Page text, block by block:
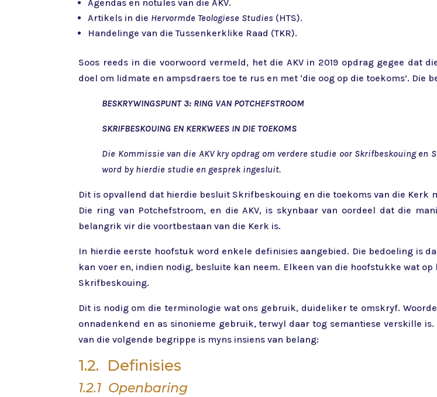
Agendas en notules van die AKV.
Artikels in die Hervormde Teologiese Studies (HTS).
Handelinge van die Tussenkerklike Raad (TKR).
Soos reeds in die voorwoord vermeld, het die AKV in 2019 opdrag gegee dat
doel om lidmate en ampsdraers toe te rus en met ‘die oog op die toekoms’. Die
BESKRYWINGSPUNT 3: RING VAN POTCHEFSTROOM
SKRIFBESKOUING EN KERKWEES IN DIE TOEKOMS
Die Kommissie van die AKV kry opdrag om verdere studie oor Skrifbeskouing
word by hierdie studie en gesprek ingesluit.
Dit is opvallend dat hierdie besluit Skrifbeskouing en die toekoms van die Kerk
Die ring van Potchefstroom, en die AKV, is skynbaar van oordeel dat die
belangrik vir die voortbestaan van die Kerk is.
In hierdie eerste hoofstuk word enkele definisies aangebied. Die bedoeling is
kan voer en, indien nodig, besluite kan neem. Elkeen van die hoofstukke wat
Skrifbeskouing.
Dit is nodig om die terminologie wat ons gebruik, duideliker te omskryf. Woorde
onnadenkend en as sinonieme gebruik, terwyl daar tog semantiese verskille
van die volgende begrippe is myns insiens van belang:
1.2. Definisies
1.2.1 Openbaring